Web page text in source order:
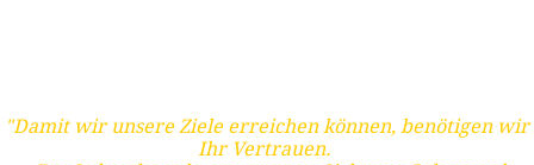
"Damit wir unsere Ziele erreichen können, benötigen wir
Ihr Vertrauen.